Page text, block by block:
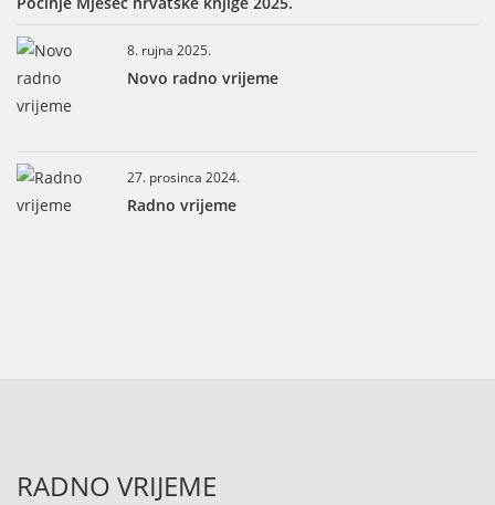
8. rujna 2025.
Novo radno vrijeme
27. prosinca 2024.
Radno vrijeme
RADNO VRIJEME